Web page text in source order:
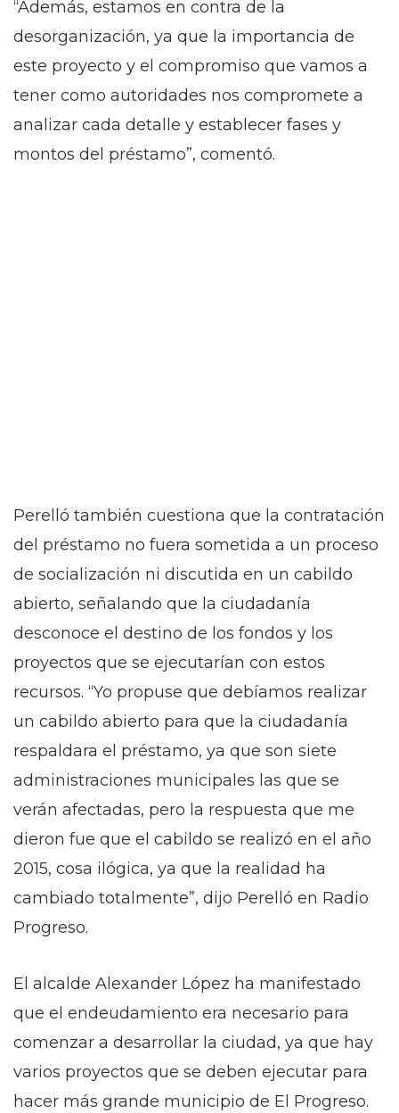
“Además, estamos en contra de la
desorganización, ya que la importancia de
este proyecto y el compromiso que vamos a
tener como autoridades nos compromete a
analizar cada detalle y establecer fases y
montos del préstamo”, comentó.
Perelló también cuestiona que la contratación
del préstamo no fuera sometida a un proceso
de socialización ni discutida en un cabildo
abierto, señalando que la ciudadanía
desconoce el destino de los fondos y los
proyectos que se ejecutarían con estos
recursos. “Yo propuse que debíamos realizar
un cabildo abierto para que la ciudadanía
respaldara el préstamo, ya que son siete
administraciones municipales las que se
verán afectadas, pero la respuesta que me
dieron fue que el cabildo se realizó en el año
2015, cosa ilógica, ya que la realidad ha
cambiado totalmente”, dijo Perelló en Radio
Progreso.
El alcalde Alexander López ha manifestado
que el endeudamiento era necesario para
comenzar a desarrollar la ciudad, ya que hay
varios proyectos que se deben ejecutar para
hacer más grande municipio de El Progreso.